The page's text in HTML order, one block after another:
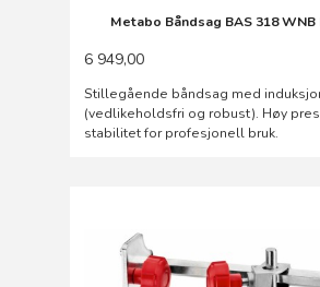
Metabo Båndsag BAS 318
6 949,00
Stillegående båndsag med
(vedlikeholdsfri og robust). Høy
stabilitet for profesjonell bruk.